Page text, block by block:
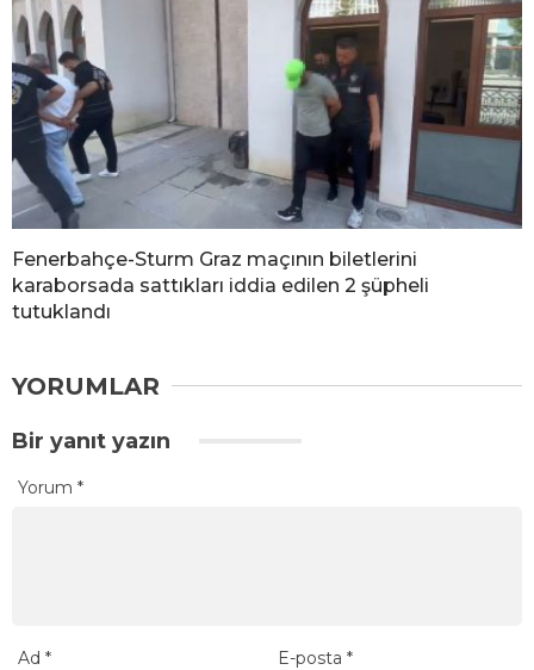
Fenerbahçe-Sturm Graz maçının biletlerini
karaborsada sattıkları iddia edilen 2 şüpheli
tutuklandı
YORUMLAR
Bir yanıt yazın
Yorum *
Ad * E-posta*